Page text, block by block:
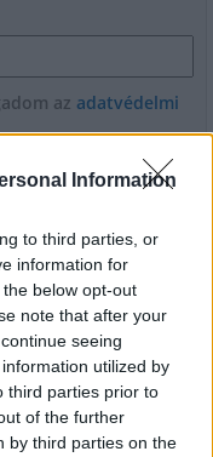
Information
to third parties, or
information for
below opt-out
note that after your
seeing
utilized by
third parties prior to
of the further
by third parties on the
az adatvédelmi
segíti
kihívások leküzdését